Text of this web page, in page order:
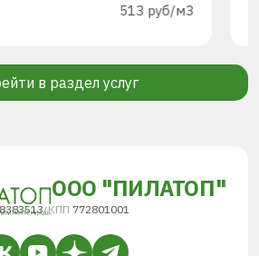
513 руб/м3
в раздел услуг
ООО "ПИЛАТОП"
/КПП 772801001